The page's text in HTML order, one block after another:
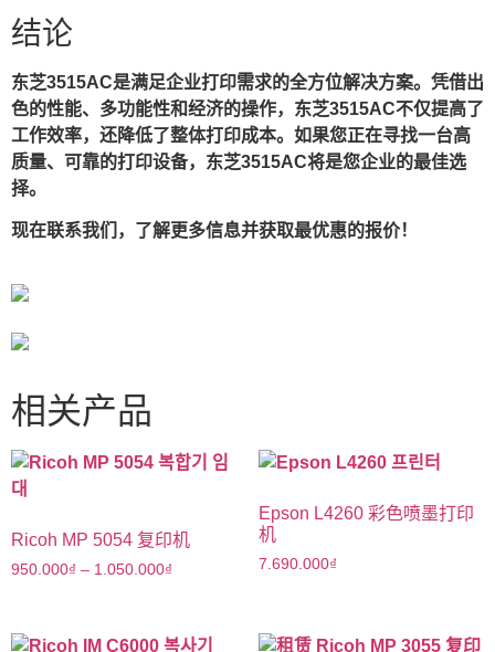
结论
东芝3515AC是满足企业打印需求的全方位解决方案。凭借出
色的性能、多功能性和经济的操作，东芝3515AC不仅提高了
工作效率，还降低了整体打印成本。如果您正在寻找一台高
质量、可靠的打印设备，东芝3515AC将是您企业的最佳选
择。
现在联系我们，了解更多信息并获取最优惠的报价！
相关产品
Ricoh MP 5054 复印机
950.000₫ – 1.050.000₫
Epson L4260 彩色喷墨打印
机
7.690.000₫